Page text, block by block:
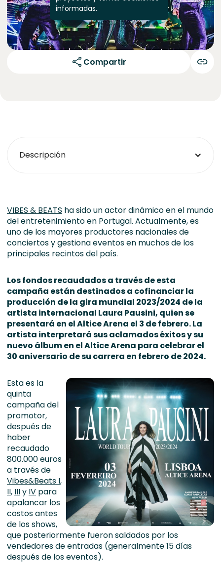
informadas.
Compartir
Descripción
VIBES & BEATS ha sido un actor dinámico en el mundo
del entretenimiento en Portugal. Actualmente, es
uno de los mayores productores nacionales de
conciertos y gestiona eventos en muchos de los
principales recintos del país.
Los fondos recaudados a través de esta
campaña están destinados a cofinanciar la
producción de la gira mundial 2023/2024 de la
artista internacional Laura Pausini, quien se
presentará en el Altice Arena el 3 de febrero. La
artista interpretará sus aclamados éxitos y su
nuevo álbum en el Altice Arena para celebrar el
30 aniversario de su carrera en febrero de 2024.
Esta es la
quinta
campaña del
promotor,
después de
haber
recaudado
800.000 euros
a través de
Vibes&Beats I,
II, IIIy IV para
apalancar los
costos antes
de los shows,
que posteriormente fueron saldados por los
vendedores de entradas (generalmente 15 días
después de los eventos).